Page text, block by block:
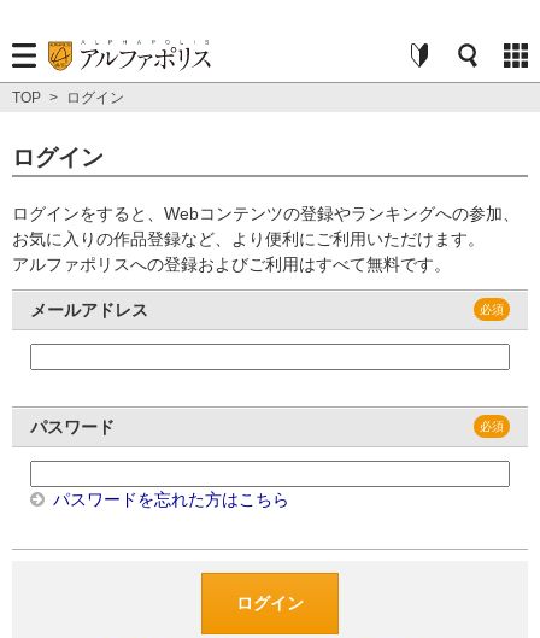
TOP > ログイン
ログイン
ログインをすると、Webコンテンツの登録やランキングへの参加、
お気に入りの作品登録など、より便利にご利用いただけます。
アルファポリスへの登録およびご利用はすべて無料です。
メールアドレス
パスワード
パスワードを忘れた方はこちら